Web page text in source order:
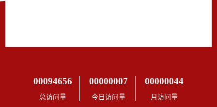
00094656
总访问量
00000007
今日访问量
00000044
月访问量